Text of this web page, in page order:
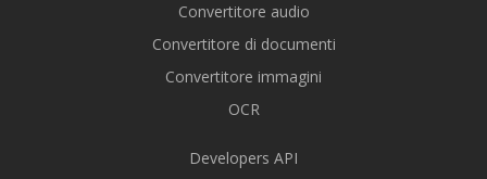
Convertitore audio
Convertitore di documenti
Convertitore immagini
OCR
Developers API